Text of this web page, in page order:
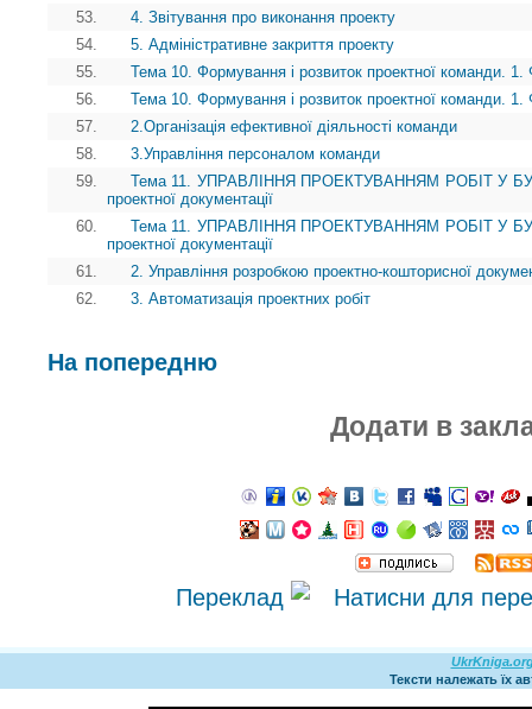
53.
4. Звітування про виконання проекту
54.
5. Адміністративне закриття проекту
55.
Тема 10. Формування і розвиток проектної команди.
56.
Тема 10. Формування і розвиток проектної команди.
57.
2.Організація ефективної діяльності команди
58.
3.Управління персоналом команди
59.
Тема 11. УПРАВЛІННЯ ПРОЕКТУВАННЯМ РОБІТ У
проектної документації
60.
Тема 11. УПРАВЛІННЯ ПРОЕКТУВАННЯМ РОБІТ У
проектної документації
61.
2. Управління розробкою проектно-кошторисної
62.
3. Автоматизація проектних робіт
На попередню
Додати в
Переклад
Тексти належать їх